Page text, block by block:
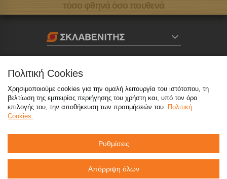
τόσο φθηνά όσο πουθενά
eMarket
info@sklavenitis.gr
Όροι Χρήσης
Πολιτική Cookies
Χρησιμοποιούμε cookies για την ομαλή λειτουργία του ιστότοπου, τη
βελτίωση της εμπειρίας περιήγησης του χρήστη και, υπό τον όρο
επιλογής του, την αποθήκευση των προτιμήσεών του. Πολιτική
Cookies.
Ρυθμίσεις
Απόρριψη όλων